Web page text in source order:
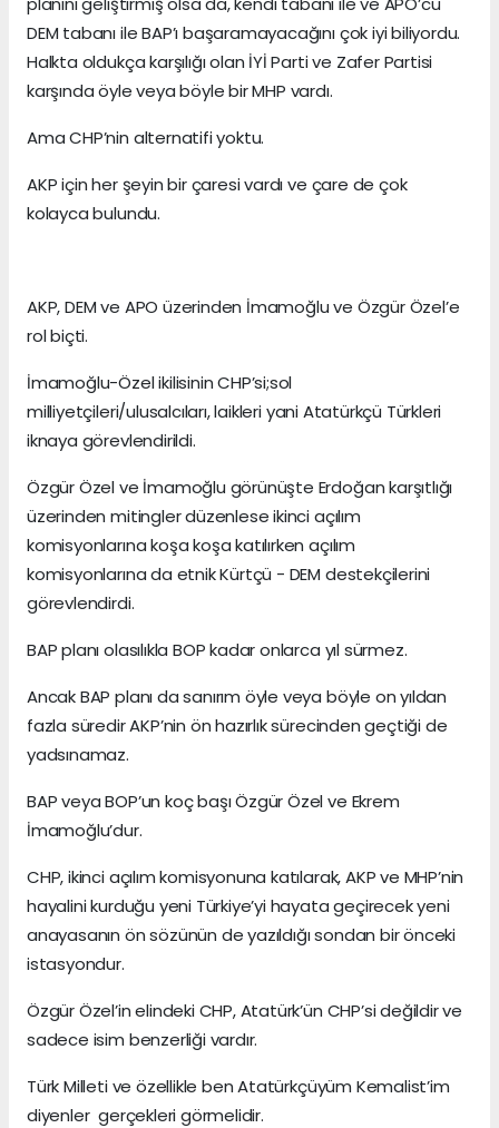
DEM tabanı ile BAP’ı başaramayacağını çok iyi biliyordu.
Halkta oldukça karşılığı olan İYİ Parti ve Zafer Partisi
karşında öyle veya böyle bir MHP vardı.
Ama CHP’nin alternatifi yoktu.
AKP için her şeyin bir çaresi vardı ve çare de çok
kolayca bulundu.
AKP, DEM ve APO üzerinden İmamoğlu ve Özgür Özel’e
rol biçti.
İmamoğlu-Özel ikilisinin CHP’si;sol
milliyetçileri/ulusalcıları, laikleri yani Atatürkçü Türkleri
iknaya görevlendirildi.
Özgür Özel ve İmamoğlu görünüşte Erdoğan karşıtlığı
üzerinden mitingler düzenlese ikinci açılım
komisyonlarına koşa koşa katılırken açılım
komisyonlarına da etnik Kürtçü - DEM destekçilerini
görevlendirdi.
BAP planı olasılıkla BOP kadar onlarca yıl sürmez.
Ancak BAP planı da sanırım öyle veya böyle on yıldan
fazla süredir AKP’nin ön hazırlık sürecinden geçtiği de
yadsınamaz.
BAP veya BOP’un koç başı Özgür Özel ve Ekrem
İmamoğlu’dur.
CHP, ikinci açılım komisyonuna katılarak, AKP ve MHP’nin
hayalini kurduğu yeni Türkiye’yi hayata geçirecek yeni
anayasanın ön sözünün de yazıldığı sondan bir önceki
istasyondur.
Özgür Özel’in elindeki CHP, Atatürk’ün CHP’si değildir ve
sadece isim benzerliği vardır.
Türk Milleti ve özellikle ben Atatürkçüyüm Kemalist’im
diyenler gerçekleri görmelidir.